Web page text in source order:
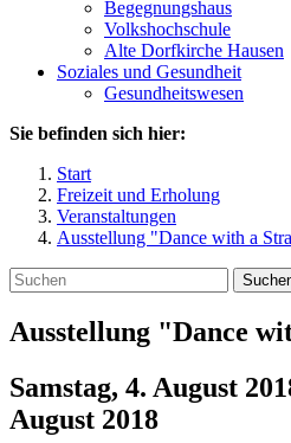
Begegnungshaus
Volkshochschule
Alte Dorfkirche Hausen
Soziales und Gesundheit
Gesundheitswesen
Sie befinden sich hier:
Start
Freizeit und Erholung
Veranstaltungen
Ausstellung "Dance with a
Ausstellung "Dance
Samstag, 4. August
August 2018